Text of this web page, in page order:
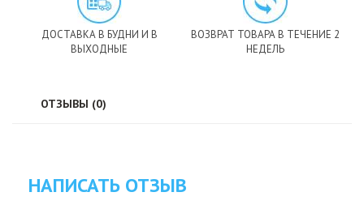
ДОСТАВКА В БУДНИ И В
ВЫХОДНЫЕ
ВОЗВРАТ ТОВАРА В ТЕЧЕНИЕ 2
НЕДЕЛЬ
ОТЗЫВЫ (0)
НАПИСАТЬ ОТЗЫВ